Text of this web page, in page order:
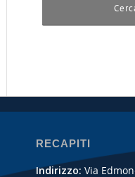
RECAPITI
Indirizzo: Via